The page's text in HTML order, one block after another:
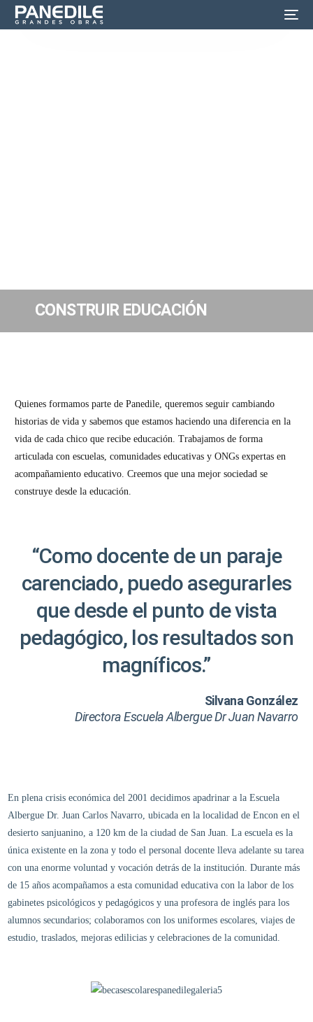
CONSTRUIR EDUCACIÓN
Quienes formamos parte de Panedile, queremos seguir cambiando
historias de vida y sabemos que estamos haciendo una diferencia en la
vida de cada chico que recibe educación. Trabajamos de forma
articulada con escuelas, comunidades educativas y ONGs expertas en
acompañamiento educativo. Creemos que una mejor sociedad se
construye desde la educación.
“Como docente de un paraje
carenciado, puedo asegurarles
que desde el punto de vista
pedagógico, los resultados son
magníficos.”
Silvana González
Directora Escuela Albergue Dr Juan Navarro
En plena crisis económica del 2001 decidimos apadrinar a la Escuela
Albergue Dr. Juan Carlos Navarro, ubicada en la localidad de Encon en el
desierto sanjuanino, a 120 km de la ciudad de San Juan. La escuela es la
única existente en la zona y todo el personal docente lleva adelante su tarea
con una enorme voluntad y vocación detrás de la institución. Durante más
de 15 años acompañamos a esta comunidad educativa con la labor de los
gabinetes psicológicos y pedagógicos y una profesora de inglés para los
alumnos secundarios; colaboramos con los uniformes escolares, viajes de
estudio, traslados, mejoras edilicias y celebraciones de la comunidad.